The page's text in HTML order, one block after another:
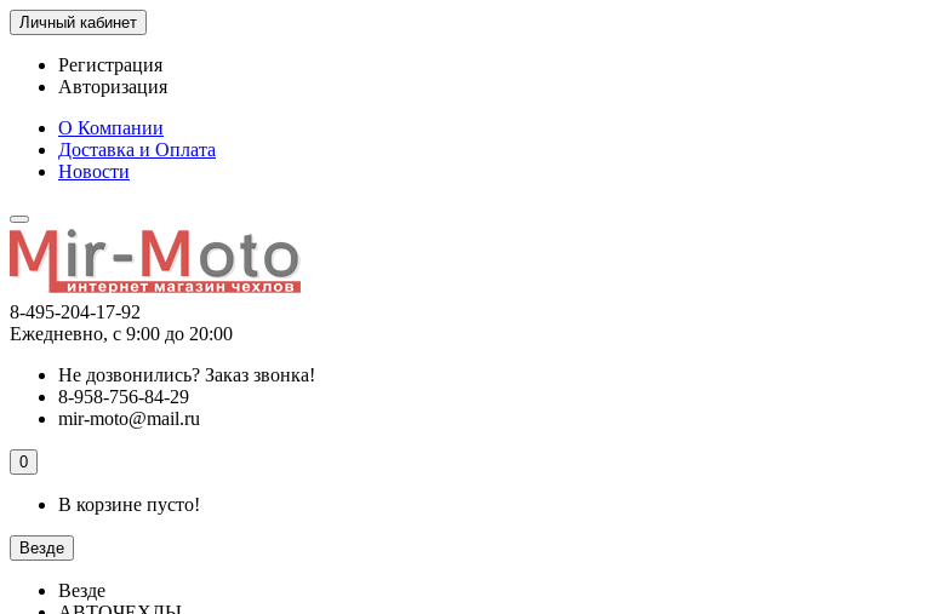
Личный кабинет
Регистрация
Авторизация
О Компании
Доставка и Оплата
Новости
8-495-204-17-92
Ежедневно, с 9:00 до 20:00
Не дозвонились? Заказ звонка!
8-958-756-84-29
mir-moto@mail.ru
0
В корзине пусто!
Везде
Везде